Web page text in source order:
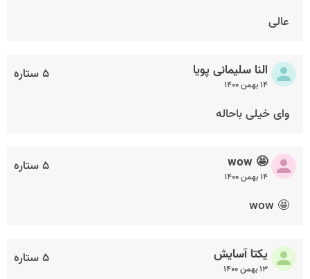
عالی
۵ ستاره النا سلیمانی پویا
۱۴ بهمن ۱۴۰۰
وای خیلی باحاله
۵ ستاره 🤩 wow
۱۴ بهمن ۱۴۰۰
🤩 wow
۵ ستاره یکتا آسایش
۱۳ بهمن ۱۴۰۰